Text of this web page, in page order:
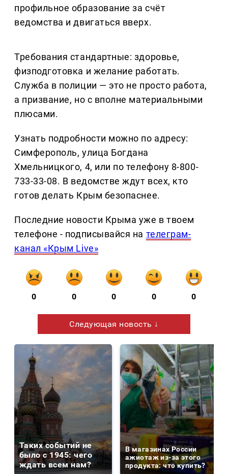
профильное образование за счёт
ведомства и двигаться вверх.
Требования стандартные: здоровье,
физподготовка и желание работать.
Служба в полиции — это не просто работа,
а призвание, но с вполне материальными
плюсами.
Узнать подробности можно по адресу:
Симферополь, улица Богдана
Хмельницкого, 4, или по телефону 8-800-
733-33-08. В ведомстве ждут всех, кто
готов делать Крым безопаснее.
Последние новости Крыма уже в твоем
телефоне - подписывайся на телеграм-
канал «Крым Live»
0 0 0 0 0
Следующая новость ↓
Таких событий не
было с 1945: чего
ждать всем нам?
В магазинах России
ажиотаж из-за этого
продукта: что купить?